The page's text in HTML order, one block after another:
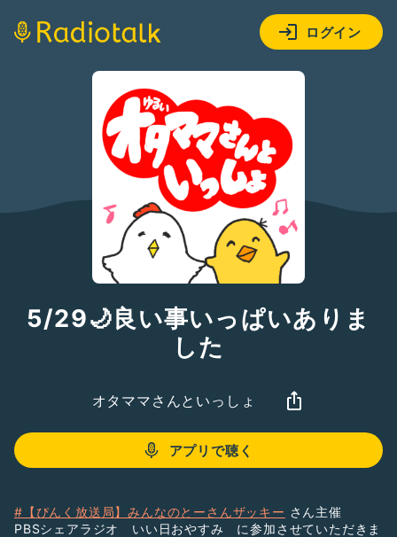
ログイン
5/29🌙良い事いっぱいありま
した
オタママさんといっしょ
アプリで聴く
#【ぴんく放送局】みんなのとーさんザッキー さん主催
PBSシェアラジオ いい日おやすみ に参加させていただきま